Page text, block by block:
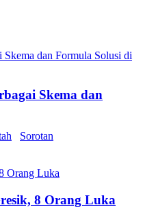
Skema dan
Sorotan
8 Orang Luka